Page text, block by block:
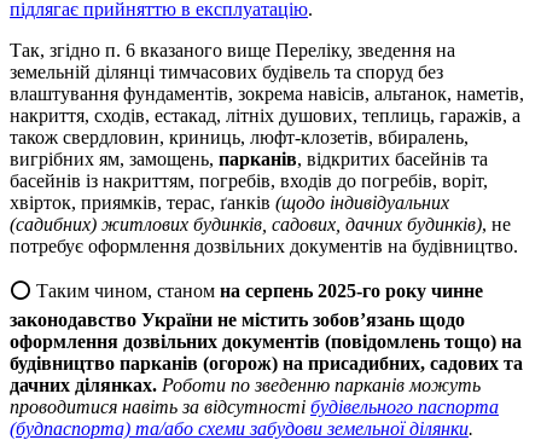
підлягає прийняттю в експлуатацію.
Так, згідно п. 6 вказаного вище Переліку, зведення на
земельній ділянці тимчасових будівель та споруд без
влаштування фундаментів, зокрема навісів, альтанок, наметів,
накриття, сходів, естакад, літніх душових, теплиць, гаражів, а
також свердловин, криниць, люфт-клозетів, вбиралень,
вигрібних ям, замощень, парканів, відкритих басейнів та
басейнів із накриттям, погребів, входів до погребів, воріт,
хвірток, приямків, терас, ґанків (щодо індивідуальних
(садибних) житлових будинків, садових, дачних будинків), не
потребує оформлення дозвільних документів на будівництво.
⭕️ Таким чином, станом на серпень 2025-го року чинне
законодавство України не містить зобов’язань щодо
оформлення дозвільних документів (повідомлень тощо) на
будівництво парканів (огорож) на присадибних, садових та
дачних ділянках. Роботи по зведенню парканів можуть
проводитися навіть за відсутності будівельного паспорта
(будпаспорта) та/або схеми забудови земельної ділянки.